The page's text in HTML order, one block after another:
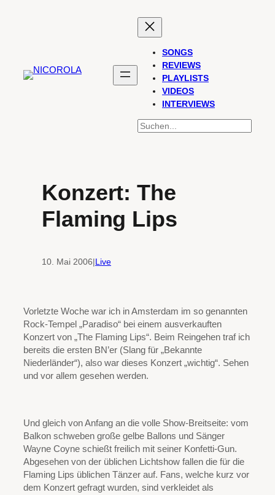
SONGS
REVIEWS
PLAYLISTS
VIDEOS
INTERVIEWS
SUCHEN
Konzert: The
Flaming Lips
10. Mai 2006|Live
Vorletzte Woche war ich in Amsterdam im so genannten
Rock-Tempel „Paradiso“ bei einem ausverkauften
Konzert von „The Flaming Lips“. Beim Reingehen traf ich
bereits die ersten BN’er (Slang für „Bekannte
Niederländer“), also war dieses Konzert „wichtig“. Sehen
und vor allem gesehen werden.
Und gleich von Anfang an die volle Show-Breitseite: vom
Balkon schweben große gelbe Ballons und Sänger
Wayne Coyne schießt freilich mit seiner Konfetti-Gun.
Abgesehen von der üblichen Lichtshow fallen die für die
Flaming Lips üblichen Tänzer auf. Fans, welche kurz vor
dem Konzert gefragt wurden, sind verkleidet als